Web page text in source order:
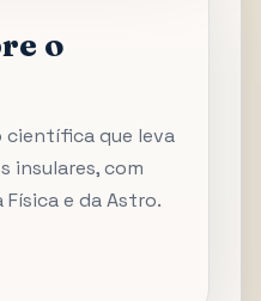
o
científica que leva
insulares, com
e da Astro.